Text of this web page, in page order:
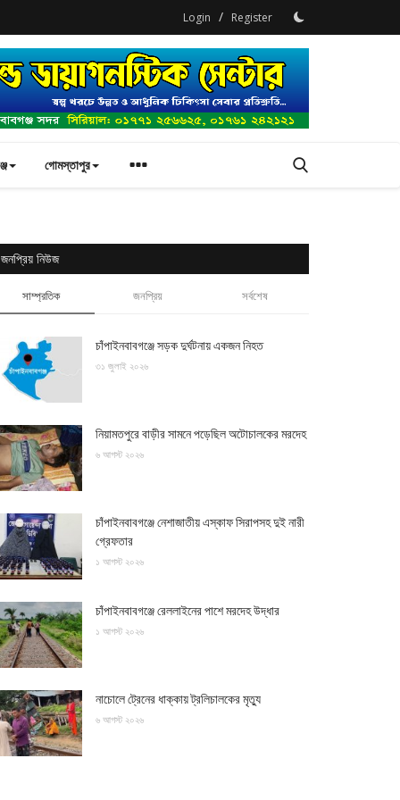
Login / Register
গোমস্তাপুর
জনপ্রিয় নিউজ
সাম্প্রতিক জনপ্রিয় সর্বশেষ
চাঁপাইনবাবগঞ্জে সড়ক দুর্ঘটনায় একজন নিহত
৩১ জুলাই ২০২৬
নিয়ামতপুরে বাড়ীর সামনে পড়েছিল অটোচালকের মরদেহ
৬ আগস্ট ২০২৬
চাঁপাইনবাবগঞ্জে নেশাজাতীয় এস্কাফ সিরাপসহ দুই নারী
গ্রেফতার
১ আগস্ট ২০২৬
চাঁপাইনবাবগঞ্জে রেললাইনের পাশে মরদেহ উদ্ধার
১ আগস্ট ২০২৬
নাচোলে ট্রেনের ধাক্কায় ট্রলিচালকের মৃত্যু
৬ আগস্ট ২০২৬